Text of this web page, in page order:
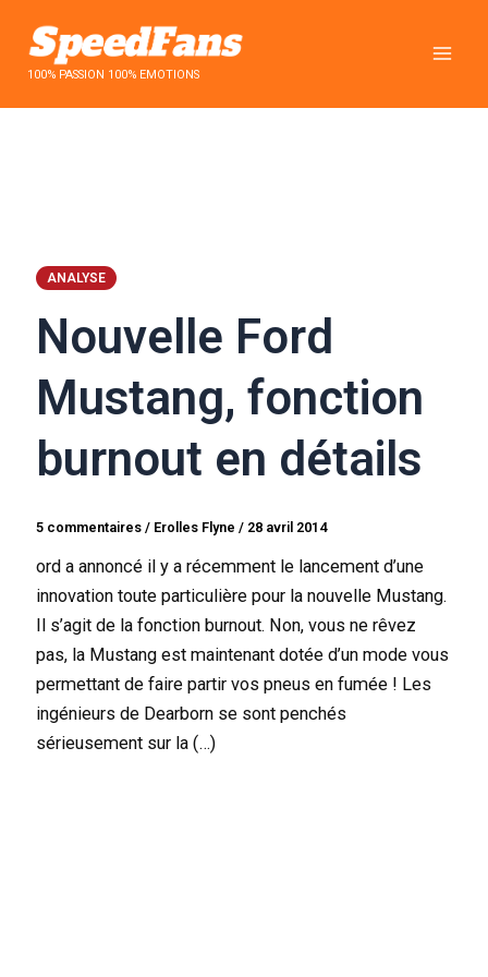
contenu100% PASSION 100% EMOTIONS
ANALYSE
Nouvelle Ford
Mustang, fonction
burnout en détails
5 commentaires / Erolles Flyne/ 28 avril 2014
ord a annoncé il y a récemment le lancement d’une
innovation toute particulière pour la nouvelle Mustang.
Il s’agit de la fonction burnout. Non, vous ne rêvez
pas, la Mustang est maintenant dotée d’un mode vous
permettant de faire partir vos pneus en fumée ! Les
ingénieurs de Dearborn se sont penchés
sérieusement sur la (…)